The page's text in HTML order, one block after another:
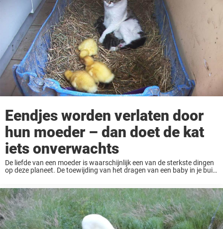
Eendjes worden verlaten door
hun moeder – dan doet de kat
iets onverwachts
De liefde van een moeder is waarschijnlijk een van de sterkste dingen
op deze planeet. De toewijding van het dragen van een baby in je buik